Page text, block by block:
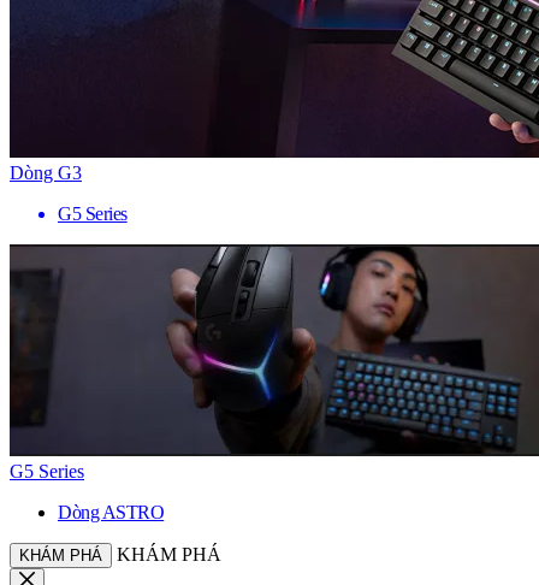
Dòng G3
G5 Series
G5 Series
Dòng ASTRO
KHÁM PHÁ KHÁM PHÁ